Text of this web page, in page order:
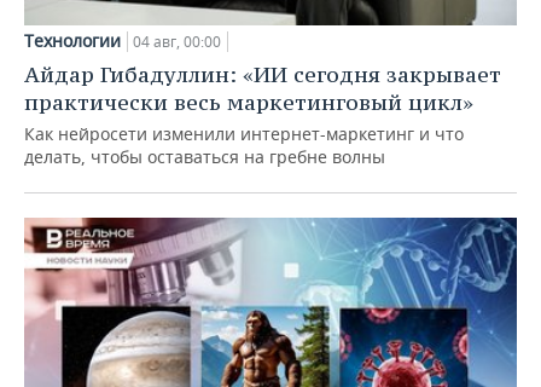
Технологии 04 авг, 00:00
Айдар Гибадуллин: «ИИ сегодня закрывает
практически весь маркетинговый цикл»
Как нейросети изменили интернет-маркетинг и что
делать, чтобы оставаться на гребне волны